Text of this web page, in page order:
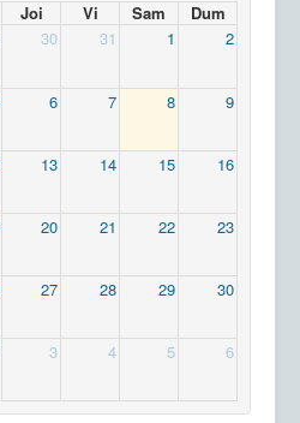
Joi Vi Sam
Dum
30 31 1 2
6 7 8 9
13 14 15 16
20 21 22 23
27 28 29 30
3 4 5 6